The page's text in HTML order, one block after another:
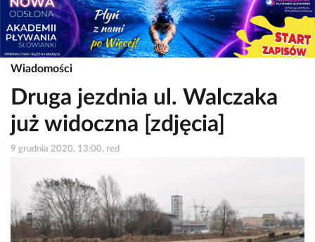
Wiadomości
Druga jezdnia ul. Walczaka
już widoczna [zdjęcia]
9 grudnia 2020, 13:00, red